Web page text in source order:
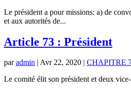
Le président a pour missions: a) de
et aux autorités de...
Article 73 : Président
paradmin | Avr 22, 2020 | CHAPITRE
Le comité élit son président et deux